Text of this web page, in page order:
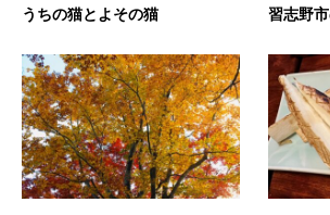
うちの猫とよその猫 習志野